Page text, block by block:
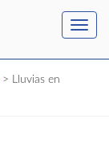
> Lluvias en